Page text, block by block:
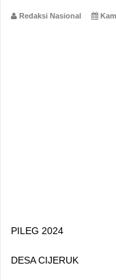
Redaksi Nasional
PILEG 2024
DESA CIJERUK